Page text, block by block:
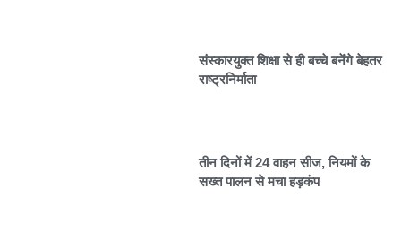
संस्कारयुक्त शिक्षा से ही बच्चे बनेंगे बेहतर
राष्ट्रनिर्माता
तीन दिनों में 24 वाहन सीज, नियमों के
सख्त पालन से मचा हड़कंप